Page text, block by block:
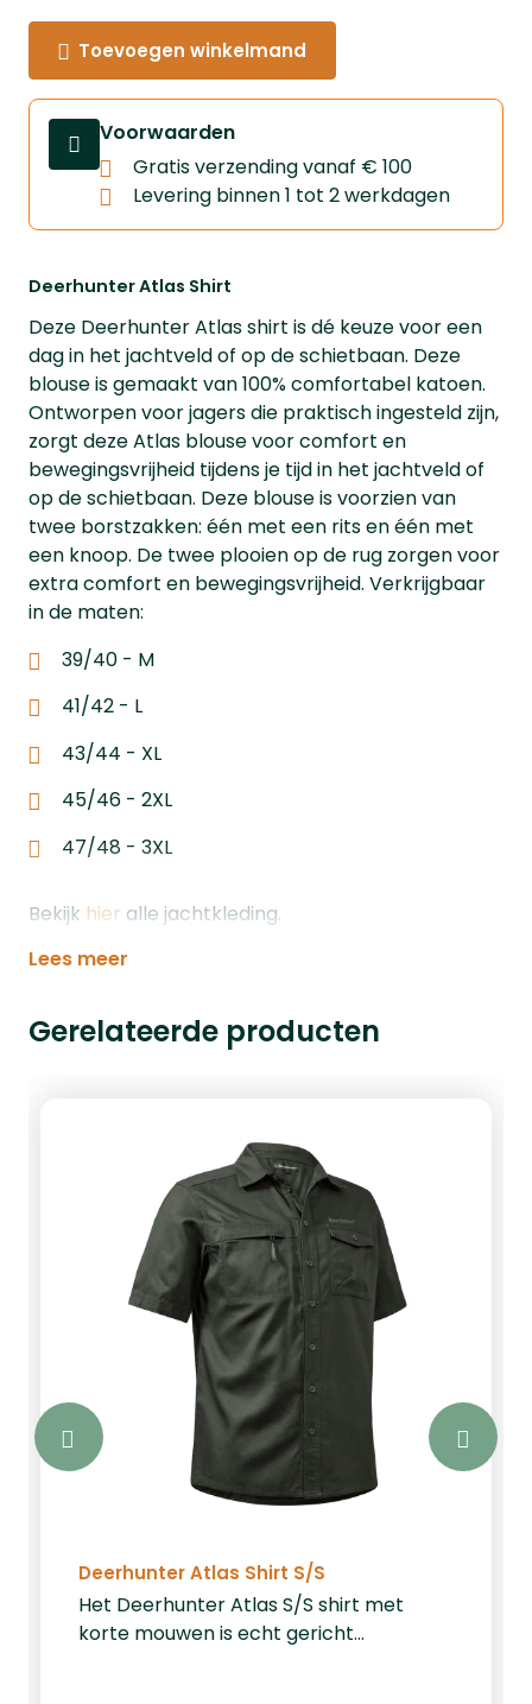
Deerhunter Atlas Shirt
Deze Deerhunter Atlas shirt is dé keuze voor een
dag in het jachtveld of op de schietbaan. Deze
blouse is gemaakt van 100% comfortabel katoen.
Ontworpen voor jagers die praktisch ingesteld zijn,
zorgt deze Atlas blouse voor comfort en
bewegingsvrijheid tijdens je tijd in het jachtveld of
op de schietbaan. Deze blouse is voorzien van
twee borstzakken: één met een rits en één met
een knoop. De twee plooien op de rug zorgen voor
extra comfort en bewegingsvrijheid. Verkrijgbaar
in de maten:
39/40 - M
41/42 - L
43/44 - XL
45/46 - 2XL
47/48 - 3XL
Bekijk hier alle jachtkleding.
Lees meer
Toevoegen winkelmand
Voorwaarden
Gratis verzending vanaf € 100
Levering binnen 1 tot 2 werkdagen
Gerelateerde producten
Deerhunter Atlas Shirt S/S
Het Deerhunter Atlas S/S shirt met
korte mouwen is echt gericht